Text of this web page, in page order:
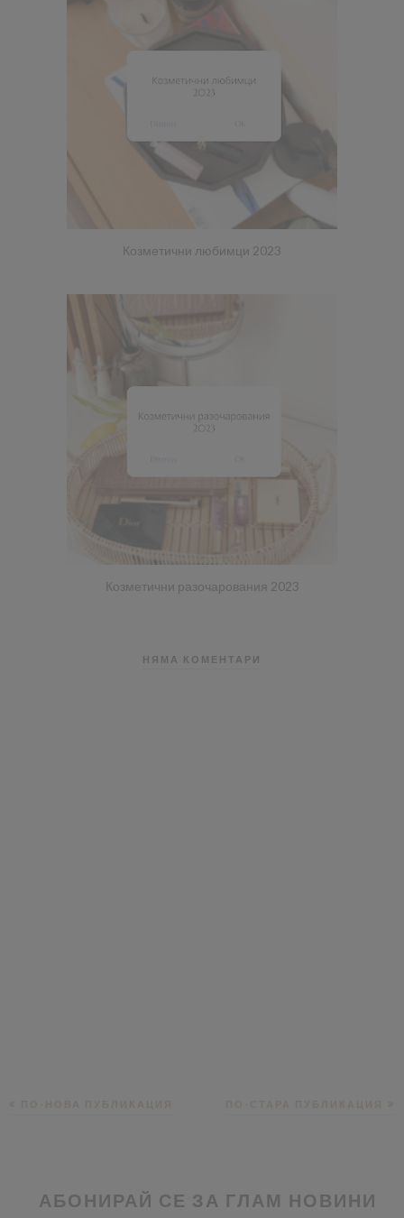
Козметични любимци 2023
Козметични разочарования 2023
НЯМА КОМЕНТАРИ
АБОНИРАЙ СЕ ЗА ГЛАМ НОВИНИ